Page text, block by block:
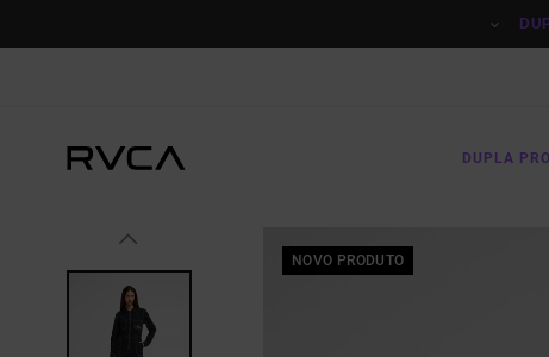
DUPLA
NOVO PRODUTO